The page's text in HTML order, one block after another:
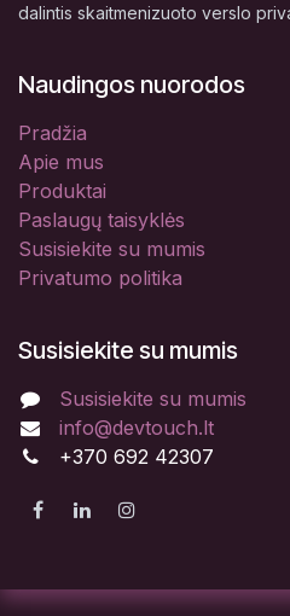
dalintis skaitmenizuoto verslo
Naudingos nuorodos
Pradžia
Apie mus
Produktai
Paslaugų taisyklės
Susisiekite su mumis
Privatumo politika
Susisiekite su mumis
Susisiekite su mumis
info@devtouch.lt
+370 692 42307